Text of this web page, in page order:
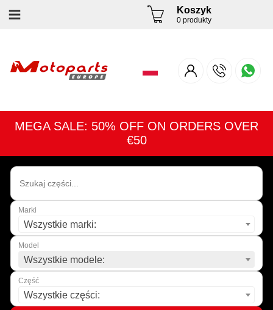
Koszyk
0 produkty
MEGA SALE: 50% OFF ON ORDERS OVER
€50
Marki
Wszystkie marki:
Model
Wszystkie modele:
Część
Wszystkie części: